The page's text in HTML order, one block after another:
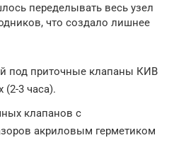
переделывать весь узел
что создало лишнее
под приточные клапаны КИВ
3 часа).
клапанов с
акриловым герметиком